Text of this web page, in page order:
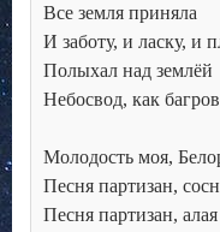
Все земля приняла
И заботу, и ласку, и
Полыхал над землёй
Небосвод, как
Молодость моя,
Песня партизан,
Песня партизан, алая